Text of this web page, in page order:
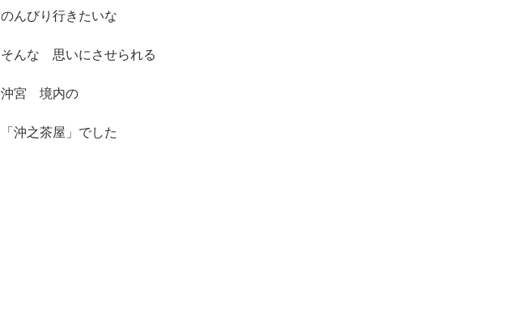
のんびり行きたいな
そんな　思いにさせられる
沖宮　境内の
「沖之茶屋」でした